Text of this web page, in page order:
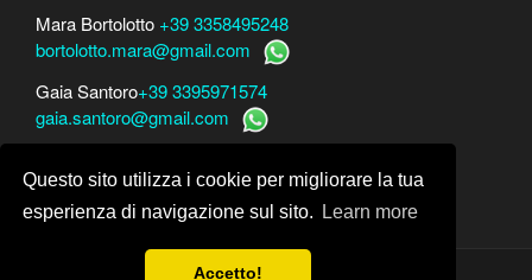
Questo sito utilizza i cookie per migliorare la tua
esperienza di navigazione sul sito.
Learn more
Accetto!
Mara Bortolotto +39 3358495248
bortolotto.mara@gmail.com
Gaia Santoro+39 3395971574
gaia.santoro@gmail.com
Mara Bortolottowww.perito-arte-antiquariato.it
Dario Santorowww.peritoarte.info